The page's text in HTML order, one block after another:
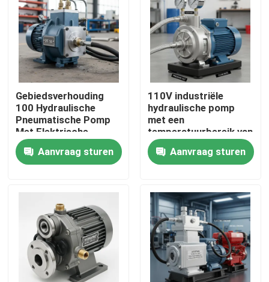
Producten
Video's
Gebiedsverhouding
100 Hydraulische
Pneumatische Pomp
Met Elektrische
Handmatige
Aangedreven
Luchtbron en
Aanvraag sturen
110V industriële
hydraulische pomp
met een
temperatuurbereik van
min 20°C tot 80°C
Duurzame constructie
op lange termijn
Aanvraag sturen